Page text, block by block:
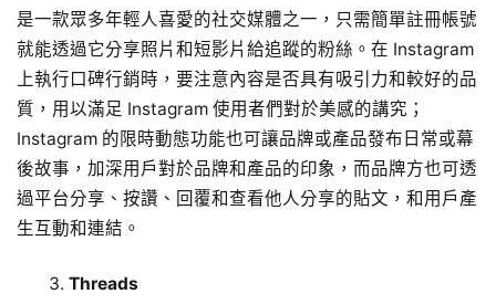
是一款眾多年輕人喜愛的社交媒體之一，只需簡單註冊帳號
就能透過它分享照片和短影片給追蹤的粉絲。在 Instagram
上執行口碑行銷時，要注意內容是否具有吸引力和較好的品
質，用以滿足 Instagram 使用者們對於美感的講究；
Instagram 的限時動態功能也可讓品牌或產品發布日常或幕
後故事，加深用戶對於品牌和產品的印象，而品牌方也可透
過平台分享、按讚、回覆和查看他人分享的貼文，和用戶產
生互動和連結。
Threads